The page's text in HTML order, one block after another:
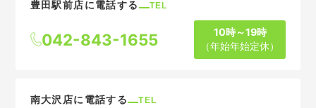
豊田駅前店に電話する TEL
042-843-1655
10時～19時
（年始年始定休）
南大沢店に電話する TEL